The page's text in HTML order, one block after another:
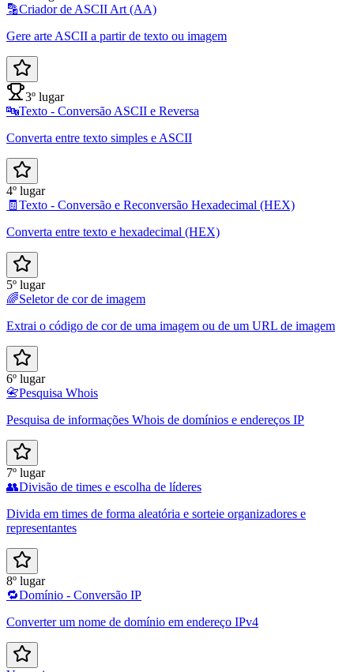
🔡Criador de ASCII Art (AA)
Gere arte ASCII a partir de texto ou imagem
3º lugar
🔤Texto - Conversão ASCII e Reversa
Converta entre texto simples e ASCII
4º lugar
🧾 Texto - Conversão e Reconversão Hexadecimal (HEX)
Converta entre texto e hexadecimal (HEX)
5º lugar
🌈Seletor de cor de imagem
Extrai o código de cor de uma imagem ou de um URL de imagem
6º lugar
📇Pesquisa Whois
Pesquisa de informações Whois de domínios e endereços IP
7º lugar
👥Divisão de times e escolha de líderes
Divida em times de forma aleatória e sorteie organizadores e
representantes
8º lugar
🔁Domínio - Conversão IP
Converter um nome de domínio em endereço IPv4